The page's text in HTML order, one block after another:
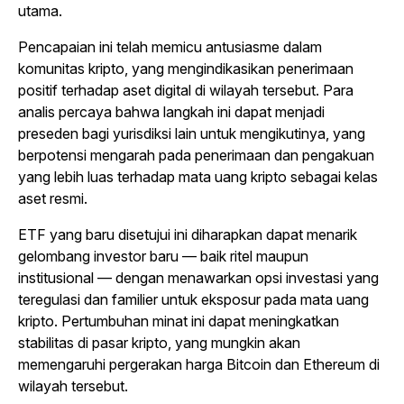
utama.
Pencapaian ini telah memicu antusiasme dalam
komunitas kripto, yang mengindikasikan penerimaan
positif terhadap aset digital di wilayah tersebut. Para
analis percaya bahwa langkah ini dapat menjadi
preseden bagi yurisdiksi lain untuk mengikutinya, yang
berpotensi mengarah pada penerimaan dan pengakuan
yang lebih luas terhadap mata uang kripto sebagai kelas
aset resmi.
ETF yang baru disetujui ini diharapkan dapat menarik
gelombang investor baru — baik ritel maupun
institusional — dengan menawarkan opsi investasi yang
teregulasi dan familier untuk eksposur pada mata uang
kripto. Pertumbuhan minat ini dapat meningkatkan
stabilitas di pasar kripto, yang mungkin akan
memengaruhi pergerakan harga Bitcoin dan Ethereum di
wilayah tersebut.